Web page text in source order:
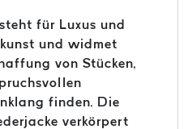
für Luxus und
und widmet
von Stücken,
finden. Die
verkörpert